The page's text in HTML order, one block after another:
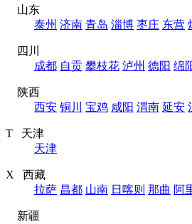
山东
泰州 济南 青岛 淄博 枣庄 东营
四川
成都 自贡 攀枝花 泸州 德阳 绵
陕西
西安 铜川 宝鸡 咸阳 渭南 延安
T 天津
天津
X 西藏
拉萨 昌都 山南 日喀则 那曲 阿
新疆